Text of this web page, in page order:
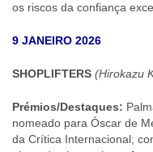
os riscos da confiança
9 JANEIRO 2026
SHOPLIFTERS (Hirokazu
Prémios/Destaques:
nomeado para Óscar de
da Crítica Internacional;